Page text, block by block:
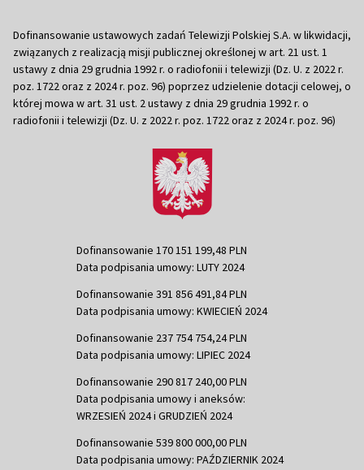
Dofinansowanie ustawowych zadań Telewizji Polskiej S.A. w likwidacji,
związanych z realizacją misji publicznej określonej w art. 21 ust. 1
ustawy z dnia 29 grudnia 1992 r. o radiofonii i telewizji (Dz. U. z 2022 r.
poz. 1722 oraz z 2024 r. poz. 96) poprzez udzielenie dotacji celowej, o
której mowa w art. 31 ust. 2 ustawy z dnia 29 grudnia 1992 r. o
radiofonii i telewizji (Dz. U. z 2022 r. poz. 1722 oraz z 2024 r. poz. 96)
Dofinansowanie 170 151 199,48 PLN
Data podpisania umowy: LUTY 2024
Dofinansowanie 391 856 491,84 PLN
Data podpisania umowy: KWIECIEŃ 2024
Dofinansowanie 237 754 754,24 PLN
Data podpisania umowy: LIPIEC 2024
Dofinansowanie 290 817 240,00 PLN
Data podpisania umowy i aneksów:
WRZESIEŃ 2024 i GRUDZIEŃ 2024
Dofinansowanie 539 800 000,00 PLN
Data podpisania umowy: PAŹDZIERNIK 2024